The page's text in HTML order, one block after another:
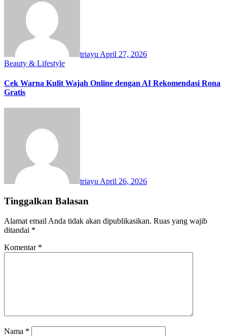
triayu April 27, 2026
Beauty & Lifestyle
Cek Warna Kulit Wajah Online dengan AI Rekomendasi Rona
Gratis
triayu April 26, 2026
Tinggalkan Balasan
Alamat email Anda tidak akan dipublikasikan. Ruas yang wajib
ditandai *
Komentar *
Nama *